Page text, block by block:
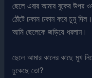
ছেলে এবার আমার বুকের উপর
ঠোঁটে চকাম চকাম করে চুমু দিল।
আমি ছেলেকে জড়িয়ে ধরলাম।
ছেলে আমার কানের কাছে মুখ
ঢুকেছে তো?